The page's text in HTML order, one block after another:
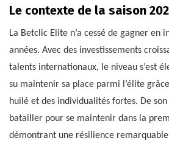
Le contexte de la saison
La Betclic Elite n’a cessé de gagner en
années. Avec des investissements
talents internationaux, le niveau s’est
su maintenir sa place parmi l’élite
huilé et des individualités fortes. De
batailler pour se maintenir dans la
démontrant une résilience remarquable